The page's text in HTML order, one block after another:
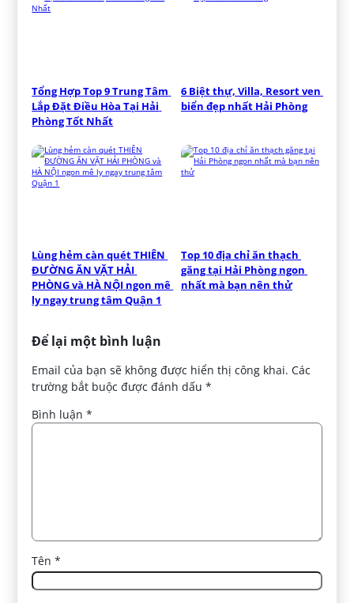
Tổng Hợp Top 9 Trung Tâm
Lắp Đặt Điều Hòa Tại Hải
Phòng Tốt Nhất
6 Biệt thự, Villa, Resort ven
biển đẹp nhất Hải Phòng
Lùng hẻm càn quét THIÊN
ĐƯỜNG ĂN VẶT HẢI
PHÒNG và HÀ NỘI ngon mê
ly ngay trung tâm Quận 1
Top 10 địa chỉ ăn thạch
găng tại Hải Phòng ngon
nhất mà bạn nên thử
Để lại một bình luận
Email của bạn sẽ không được hiển thị công khai. Các
trường bắt buộc được đánh dấu*
Bình luận*
Tên*